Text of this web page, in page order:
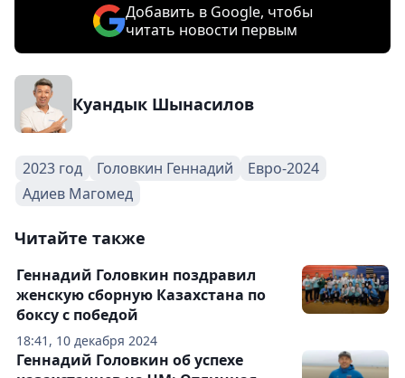
Добавить в Google, чтобы
читать новости первым
Куандык Шынасилов
2023 год Головкин Геннадий
Евро-2024
Адиев Магомед
Читайте также
18:41, 10 декабря 2024
Геннадий Головкин поздравил
женскую сборную Казахстана по
боксу с победой
Геннадий Головкин об успехе